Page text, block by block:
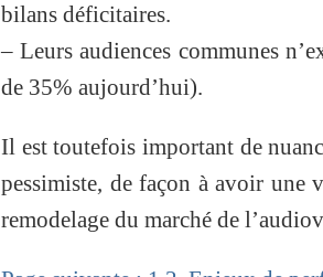
bilans déficitaires.
– Leurs audiences communes
de 35% aujourd’hui).
Il est toutefois important de
pessimiste, de façon à avoir une
remodelage du marché de